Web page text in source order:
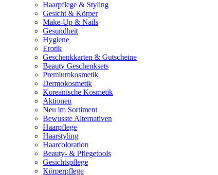
Haarpflege & Styling
Gesicht & Körper
Make-Up & Nails
Gesundheit
Hygiene
Erotik
Geschenkkarten & Gutscheine
Beauty Geschenksets
Premiumkosmetik
Dermokosmetik
Koreanische Kosmetik
Aktionen
Neu im Sortiment
Bewusste Alternativen
Haarpflege
Haarstyling
Haarcoloration
Beauty- & Pflegetools
Gesichtspflege
Körperpflege